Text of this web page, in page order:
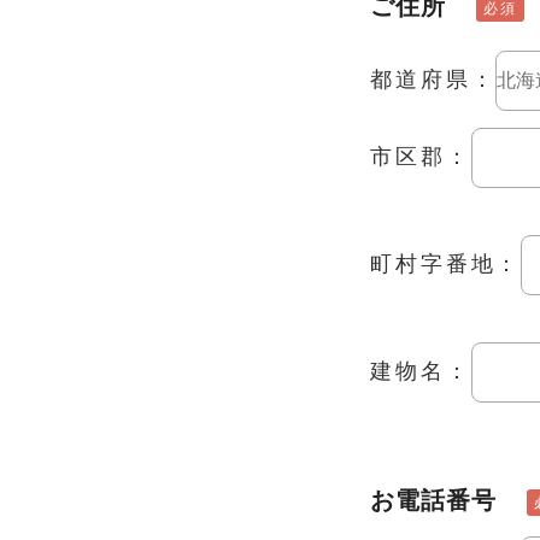
ご住所必須
都道府県：
市区郡：
町村字番地：
建物名：
お電話番